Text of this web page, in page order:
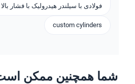
فولادی با سیلندر هیدرولیک با فشار بالا
custom cylinders
شما همچنین ممکن است